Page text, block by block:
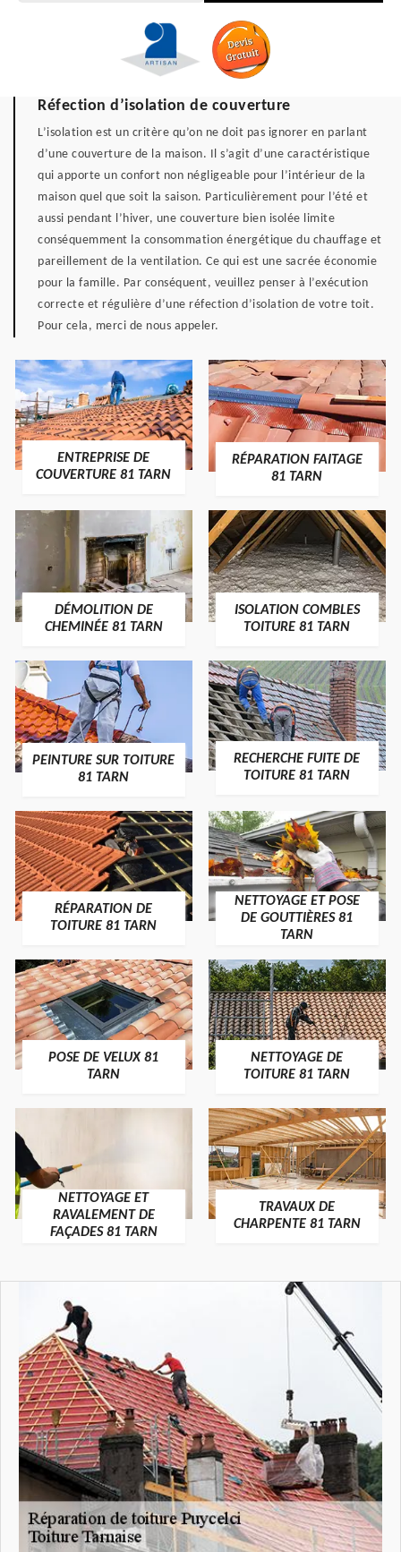
Réfection d’isolation de couverture
L’isolation est un critère qu’on ne doit pas ignorer en parlant
d’une couverture de la maison. Il s’agit d’une caractéristique
qui apporte un confort non négligeable pour l’intérieur de la
maison quel que soit la saison. Particulièrement pour l’été et
aussi pendant l’hiver, une couverture bien isolée limite
conséquemment la consommation énergétique du chauffage et
pareillement de la ventilation. Ce qui est une sacrée économie
pour la famille. Par conséquent, veuillez penser à l’exécution
correcte et régulière d’une réfection d’isolation de votre toit.
Pour cela, merci de nous appeler.
ENTREPRISE DE
COUVERTURE 81 TARN
RÉPARATION FAITAGE
81 TARN
DÉMOLITION DE
CHEMINÉE 81 TARN
ISOLATION COMBLES
TOITURE 81 TARN
PEINTURE SUR TOITURE
81 TARN
RECHERCHE FUITE DE
TOITURE 81 TARN
RÉPARATION DE
TOITURE 81 TARN
NETTOYAGE ET POSE
DE GOUTTIÈRES 81
TARN
POSE DE VELUX 81
TARN
NETTOYAGE DE
TOITURE 81 TARN
NETTOYAGE ET
RAVALEMENT DE
FAÇADES 81 TARN
TRAVAUX DE
CHARPENTE 81 TARN